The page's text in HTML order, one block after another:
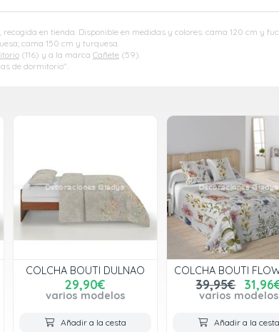
en tienda. Disponible en medidas y colores: cama 120 cm y
cama 150 cm y turquesa.
(116) y a la marca Cañete (59).
de dormitorio".
COLCHA BOUTI DULNAO
29,90€
varios modelos
Añadir a la cesta
COLCHA BOUTI
39,95€
varios modelos
Añadir a la cesta